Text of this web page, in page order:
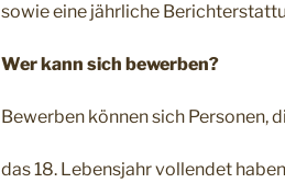
sowie eine jährliche
Wer kann sich bewerben?
Bewerben können sich Personen,
das 18. Lebensjahr vollendet